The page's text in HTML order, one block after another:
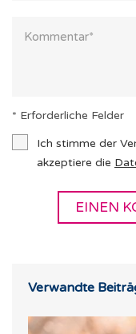
* Erforderliche Felder
Ich stimme der
akzeptiere die
Verwandte